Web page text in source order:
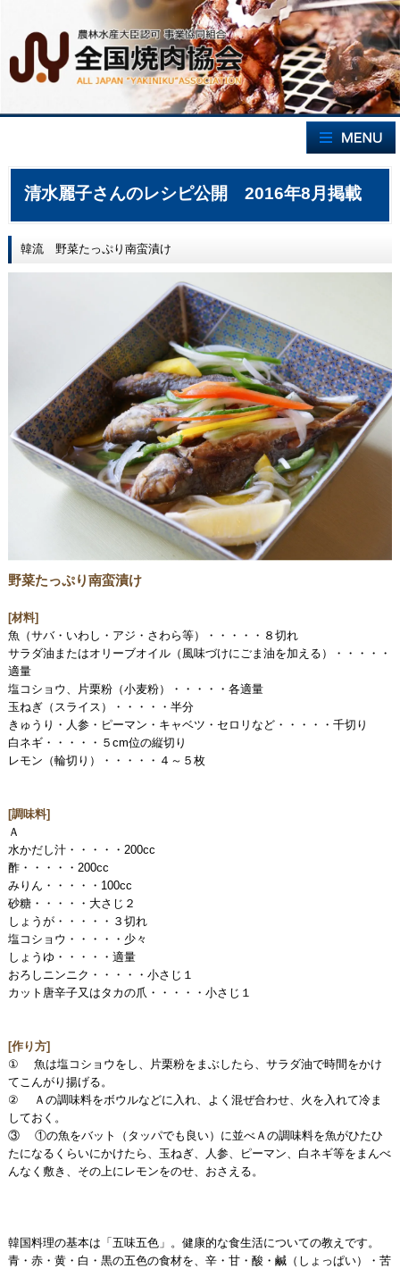
清水麗子さんのレシピ公開 2016年8月掲載
韓流 野菜たっぷり南蛮漬け
野菜たっぷり南蛮漬け
[材料]
魚（サバ・いわし・アジ・さわら等）・・・・・８切れ
サラダ油またはオリーブオイル（風味づけにごま油を加える）・・・・・
適量
塩コショウ、片栗粉（小麦粉）・・・・・各適量
玉ねぎ（スライス）・・・・・半分
きゅうり・人参・ピーマン・キャベツ・セロリなど・・・・・千切り
白ネギ・・・・・５cm位の縦切り
レモン（輪切り）・・・・・４～５枚
[調味料]
Ａ
水かだし汁・・・・・200cc
酢・・・・・200cc
みりん・・・・・100cc
砂糖・・・・・大さじ２
しょうが・・・・・３切れ
塩コショウ・・・・・少々
しょうゆ・・・・・適量
おろしニンニク・・・・・小さじ１
カット唐辛子又はタカの爪・・・・・小さじ１
[作り方]
① 魚は塩コショウをし、片栗粉をまぶしたら、サラダ油で時間をかけ
てこんがり揚げる。
② Ａの調味料をボウルなどに入れ、よく混ぜ合わせ、火を入れて冷ま
しておく。
③ ①の魚をバット（タッパでも良い）に並べＡの調味料を魚がひたひ
たになるくらいにかけたら、玉ねぎ、人参、ピーマン、白ネギ等をまんべ
んなく敷き、その上にレモンをのせ、おさえる。
韓国料理の基本は「五味五色」。健康的な食生活についての教えです。
青・赤・黄・白・黒の五色の食材を、辛・甘・酸・鹹（しょっぱい）・苦